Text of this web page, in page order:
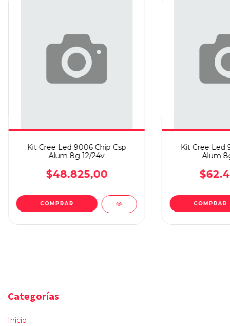
Kit Cree Led 9006 Chip Csp
Alum 8g 12/24v
$48.825,00
Kit Cree Led
Alum
Categorías
Inicio